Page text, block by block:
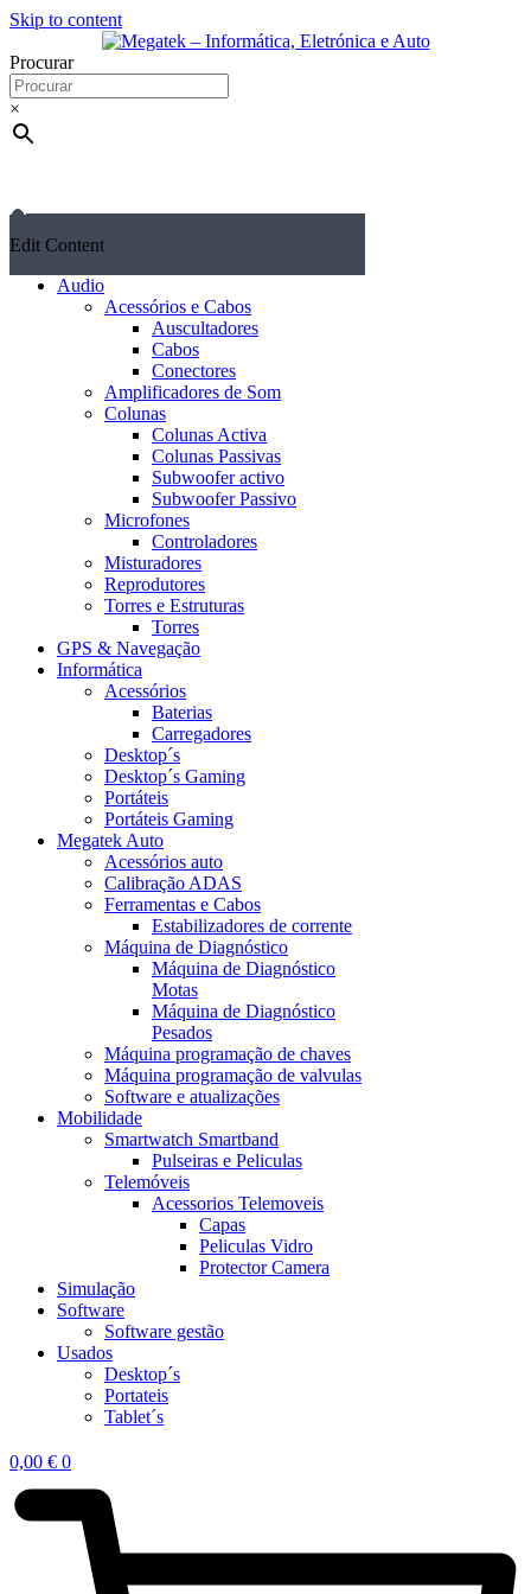
Skip to content
Procurar
×
Edit Content
Audio
Acessórios e Cabos
Auscultadores
Cabos
Conectores
Amplificadores de Som
Colunas
Colunas Activa
Colunas Passivas
Subwoofer activo
Subwoofer Passivo
Microfones
Controladores
Misturadores
Reprodutores
Torres e Estruturas
Torres
GPS & Navegação
Informática
Acessórios
Baterias
Carregadores
Desktop´s
Desktop´s Gaming
Portáteis
Portáteis Gaming
Megatek Auto
Acessórios auto
Calibração ADAS
Ferramentas e Cabos
Estabilizadores de corrente
Máquina de Diagnóstico
Máquina de Diagnóstico
Motas
Máquina de Diagnóstico
Pesados
Máquina programação de chaves
Máquina programação de valvulas
Software e atualizações
Mobilidade
Smartwatch Smartband
Pulseiras e Peliculas
Telemóveis
Acessorios Telemoveis
Capas
Peliculas Vidro
Protector Camera
Simulação
Software
Software gestão
Usados
Desktop´s
Portateis
Tablet´s
0,00 € 0